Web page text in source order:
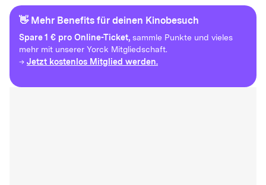
👋 Mehr Benefits für deinen Kinobesuch
Spare1 € pro Online-Ticket, sammle Punkte und vieles
mehr mit unserer Yorck Mitgliedschaft.
→ Jetzt kostenlos Mitglied werden.